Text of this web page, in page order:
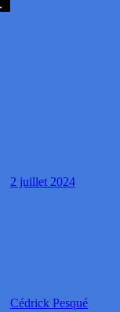
2 juillet 2024
Cédrick Pesqué